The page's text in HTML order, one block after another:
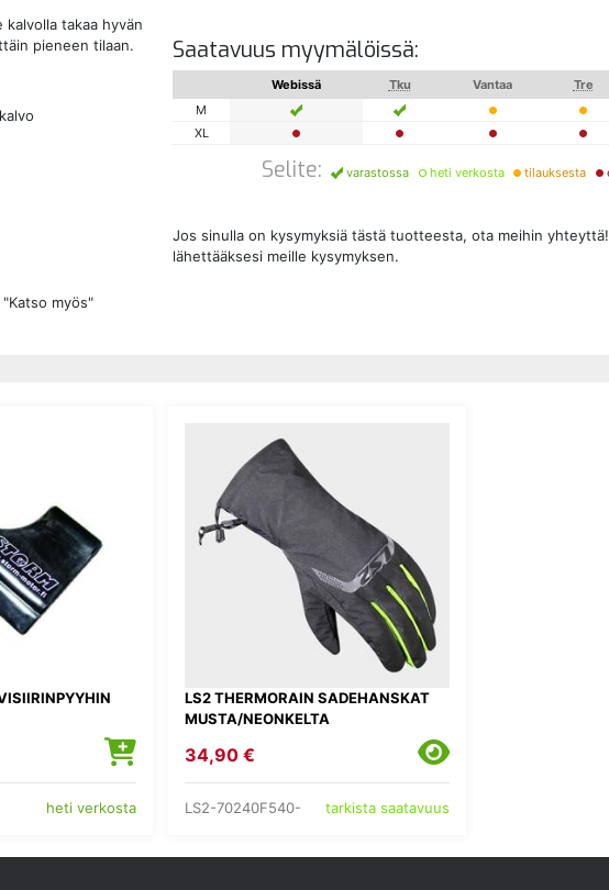
Saatavuus myymälöissä:
Webissä Tku Vantaa Tre
M
XL
Selite: varastossa heti verkosta tilauksesta
Jos sinulla on kysymyksiä tästä tuotteesta, ota meihin yhteyttä!
lähettääksesi meille kysymyksen.
kalvolla takaa hyvän
pieneen tilaan.
myös"
heti verkosta
LS2 THERMORAIN SADEHANSKAT
MUSTA/NEONKELTA
34,90 €
LS2-70240F540- tarkista saatavuus